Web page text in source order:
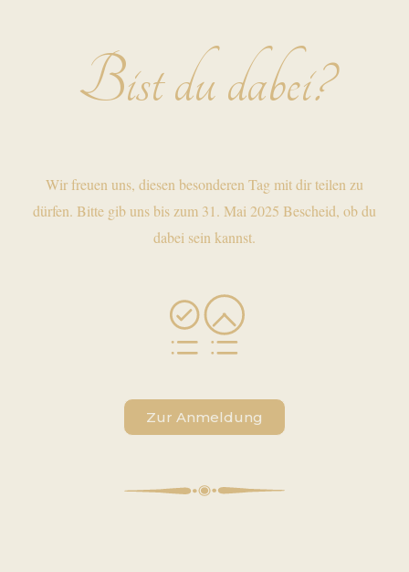
Bist du dabei?
Wir freuen uns, diesen besonderen Tag mit dir teilen zu
dürfen. Bitte gib uns bis zum 31. Mai 2025 Bescheid, ob du
dabei sein kannst.
Zur Anmeldung